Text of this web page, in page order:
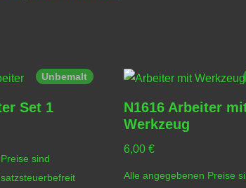
Unbemalt
Set 1
sind
N1616 Arbeiter
Werkzeug
6,00€
Alle angegebenen Preise